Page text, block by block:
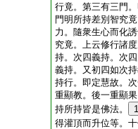
行竟。第三有三門
門明所持差別智究
力。隨衆生心而化
究竟。上云修行諸
持。次四義持。次
義持。又初四如次
持行。即定慧故。
重顯教。後一重顯
持所持皆是佛法。
1
得灌頂而升位等。